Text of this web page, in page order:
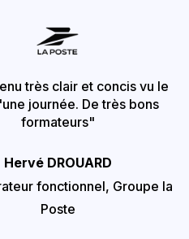
très clair et concis vu le
journée. De très bons
formateurs"
Hervé DROUARD
fonctionnel, Groupe la
Poste